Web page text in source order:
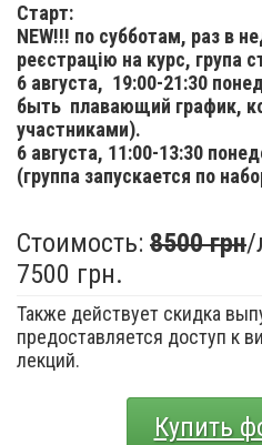
Старт:
NEW!!! по субботам, раз в
реєстрацію на курс, група
6 августа, 19:00-21:30
быть плавающий график,
участниками).
6 августа, 11:00-13:30
(группа запускается по
Стоимость: 8500 грн/
7500 грн.
Также действует скидка
предоставляется доступ к
лекций.
Купить